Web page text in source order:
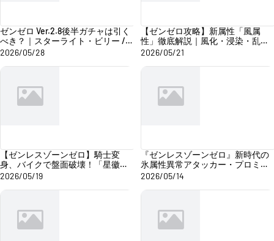
ゼンゼロ Ver.2.8後半ガチャは引く
べき？｜スターライト・ビリー /
オルペウス＆『鬼火』性能分析と
2026/05/28
【ゼンゼロ攻略】新属性「風属
性」徹底解説｜風化・浸染・乱流
メカニズム完全ガイド
2026/05/21
【ゼンレスゾーンゼロ】騎士変
身、バイクで盤面破壊！「星徽・
ビリー（SPビリー）」先行攻略
2026/05/19
『ゼンレスゾーンゼロ』新時代の
氷属性異常アタッカー・プロミヤ
徹底解説｜星見雅の代替になれる
2026/05/14